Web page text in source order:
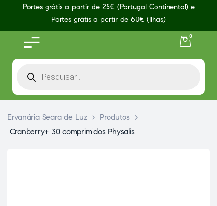
Portes grátis a partir de 25€ (Portugal Continental) e
Portes grátis a partir de 60€ (Ilhas)
0
Ervanária Seara de Luz > Produtos
>
Cranberry+ 30 comprimidos Physalis